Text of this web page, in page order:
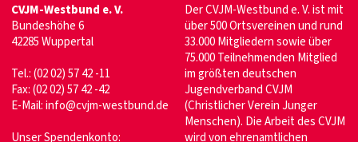
CVJM-Westbund e. V.
Bundeshöhe 6
42285 Wuppertal
Tel.: (02 02) 57 42 -11
Fax: (02 02) 57 42 -42
E-Mail:info@cvjm-westbund.de
Unser Spendenkonto:
Der CVJM-Westbund e. V. ist mit
über 500 Ortsvereinen und rund
33.000 Mitgliedern sowie über
75.000 Teilnehmenden Mitglied
im größten deutschen
Jugendverband CVJM
(Christlicher Verein Junger
Menschen). Die Arbeit des CVJM
wird von ehrenamtlichen